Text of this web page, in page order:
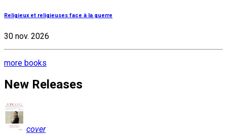
Religieux et religieuses face à la guerre
30 nov. 2026
more books
New Releases
cover